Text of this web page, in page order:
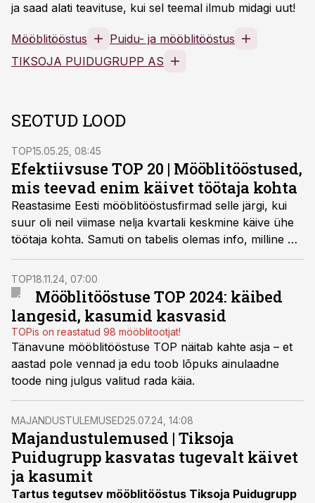
ja saad alati teavituse, kui sel teemal ilmub midagi uut!
Mööblitööstus
Puidu- ja mööblitööstus
TIKSOJA PUIDUGRUPP AS
SEOTUD LOOD
TOP15.05.25, 08:45
Efektiivsuse TOP 20 | Mööblitööstused,
mis teevad enim käivet töötaja kohta
Reastasime Eesti mööblitööstusfirmad selle järgi, kui
suur oli neil viimase nelja kvartali keskmine käive ühe
töötaja kohta. Samuti on tabelis olemas info, milline oli
neis ettevõtetes viimase nelja kvartali keskmine
töötasu.
TOP18.11.24, 07:00
Mööblitööstuse TOP 2024: käibed
langesid, kasumid kasvasid
TOPis on reastatud 98 mööblitootjat!
Tänavune mööblitööstuse TOP näitab kahte asja – et
aastad pole vennad ja edu toob lõpuks ainulaadne
toode ning julgus valitud rada käia.
MAJANDUSTULEMUSED25.07.24, 14:08
Majandustulemused | Tiksoja
Puidugrupp kasvatas tugevalt käivet
ja kasumit
Tartus tegutsev mööblitööstus Tiksoja Puidugrupp